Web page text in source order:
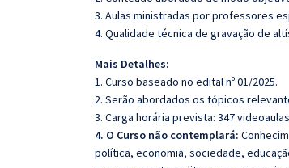
3. Aulas ministradas por professores
4. Qualidade técnica de gravação de
Mais Detalhes:
1. Curso baseado no edital nº 01/2025.
2. Serão abordados os tópicos
3. Carga horária prevista: 347
4. O Curso não contemplará:
política, economia, sociedade,